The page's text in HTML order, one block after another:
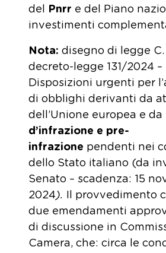
del Pnrr e del Piano
investimenti
Nota: disegno di legge C.
decreto-legge 131/2024 –
Disposizioni urgenti per
di obblighi derivanti da
dell’Unione europea e da
d’infrazione e pre-
infrazione pendenti nei
dello Stato italiano (da
Senato – scadenza: 15
2024). Il provvedimento
due emendamenti
di discussione in
Camera, che: circa le